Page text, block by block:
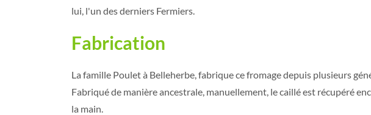
lui, l'un des derniers Fermiers.
Fabrication
La famille Poulet à Belleherbe, fabrique ce fromage depuis plusieurs
Fabriqué de manière ancestrale, manuellement, le caillé est récupéré
la main.